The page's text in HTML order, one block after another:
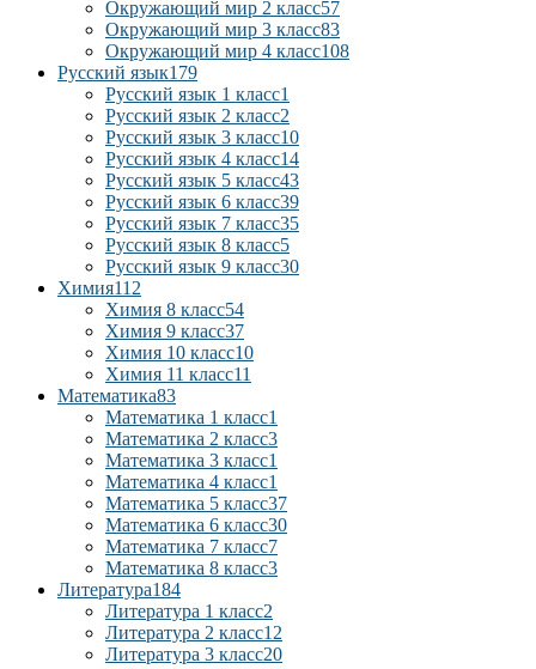
Окружающий мир 2 класс57
Окружающий мир 3 класс83
Окружающий мир 4 класс108
Русский язык179
Русский язык 1 класс1
Русский язык 2 класс2
Русский язык 3 класс10
Русский язык 4 класс14
Русский язык 5 класс43
Русский язык 6 класс39
Русский язык 7 класс35
Русский язык 8 класс5
Русский язык 9 класс30
Химия112
Химия 8 класс54
Химия 9 класс37
Химия 10 класс10
Химия 11 класс11
Математика83
Математика 1 класс1
Математика 2 класс3
Математика 3 класс1
Математика 4 класс1
Математика 5 класс37
Математика 6 класс30
Математика 7 класс7
Математика 8 класс3
Литература184
Литература 1 класс2
Литература 2 класс12
Литература 3 класс20